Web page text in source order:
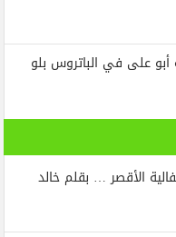
على في الباتروس بلو
الأقصر … بقلم خالد